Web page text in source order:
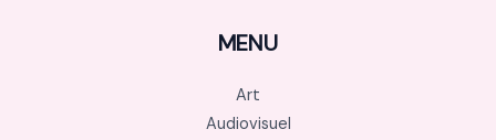
MENU
Art
Audiovisuel